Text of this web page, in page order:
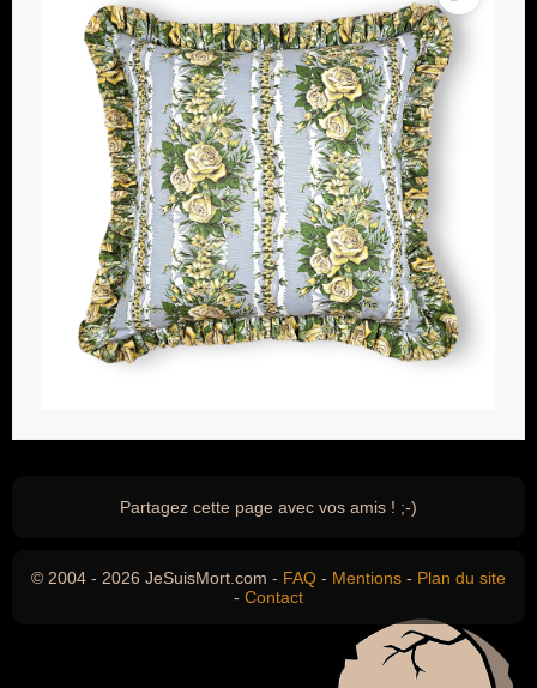
Partagez cette page avec vos amis ! ;-)
© 2004 - 2026 JeSuisMort.com - FAQ - Mentions - Plan du site
- Contact